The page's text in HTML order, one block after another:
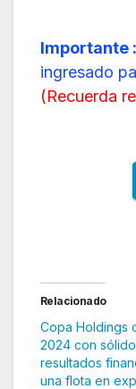
Importante :
ingresado
(Recuerda
Relacionado
Copa Holdings
2024 con
resultados
una flota en